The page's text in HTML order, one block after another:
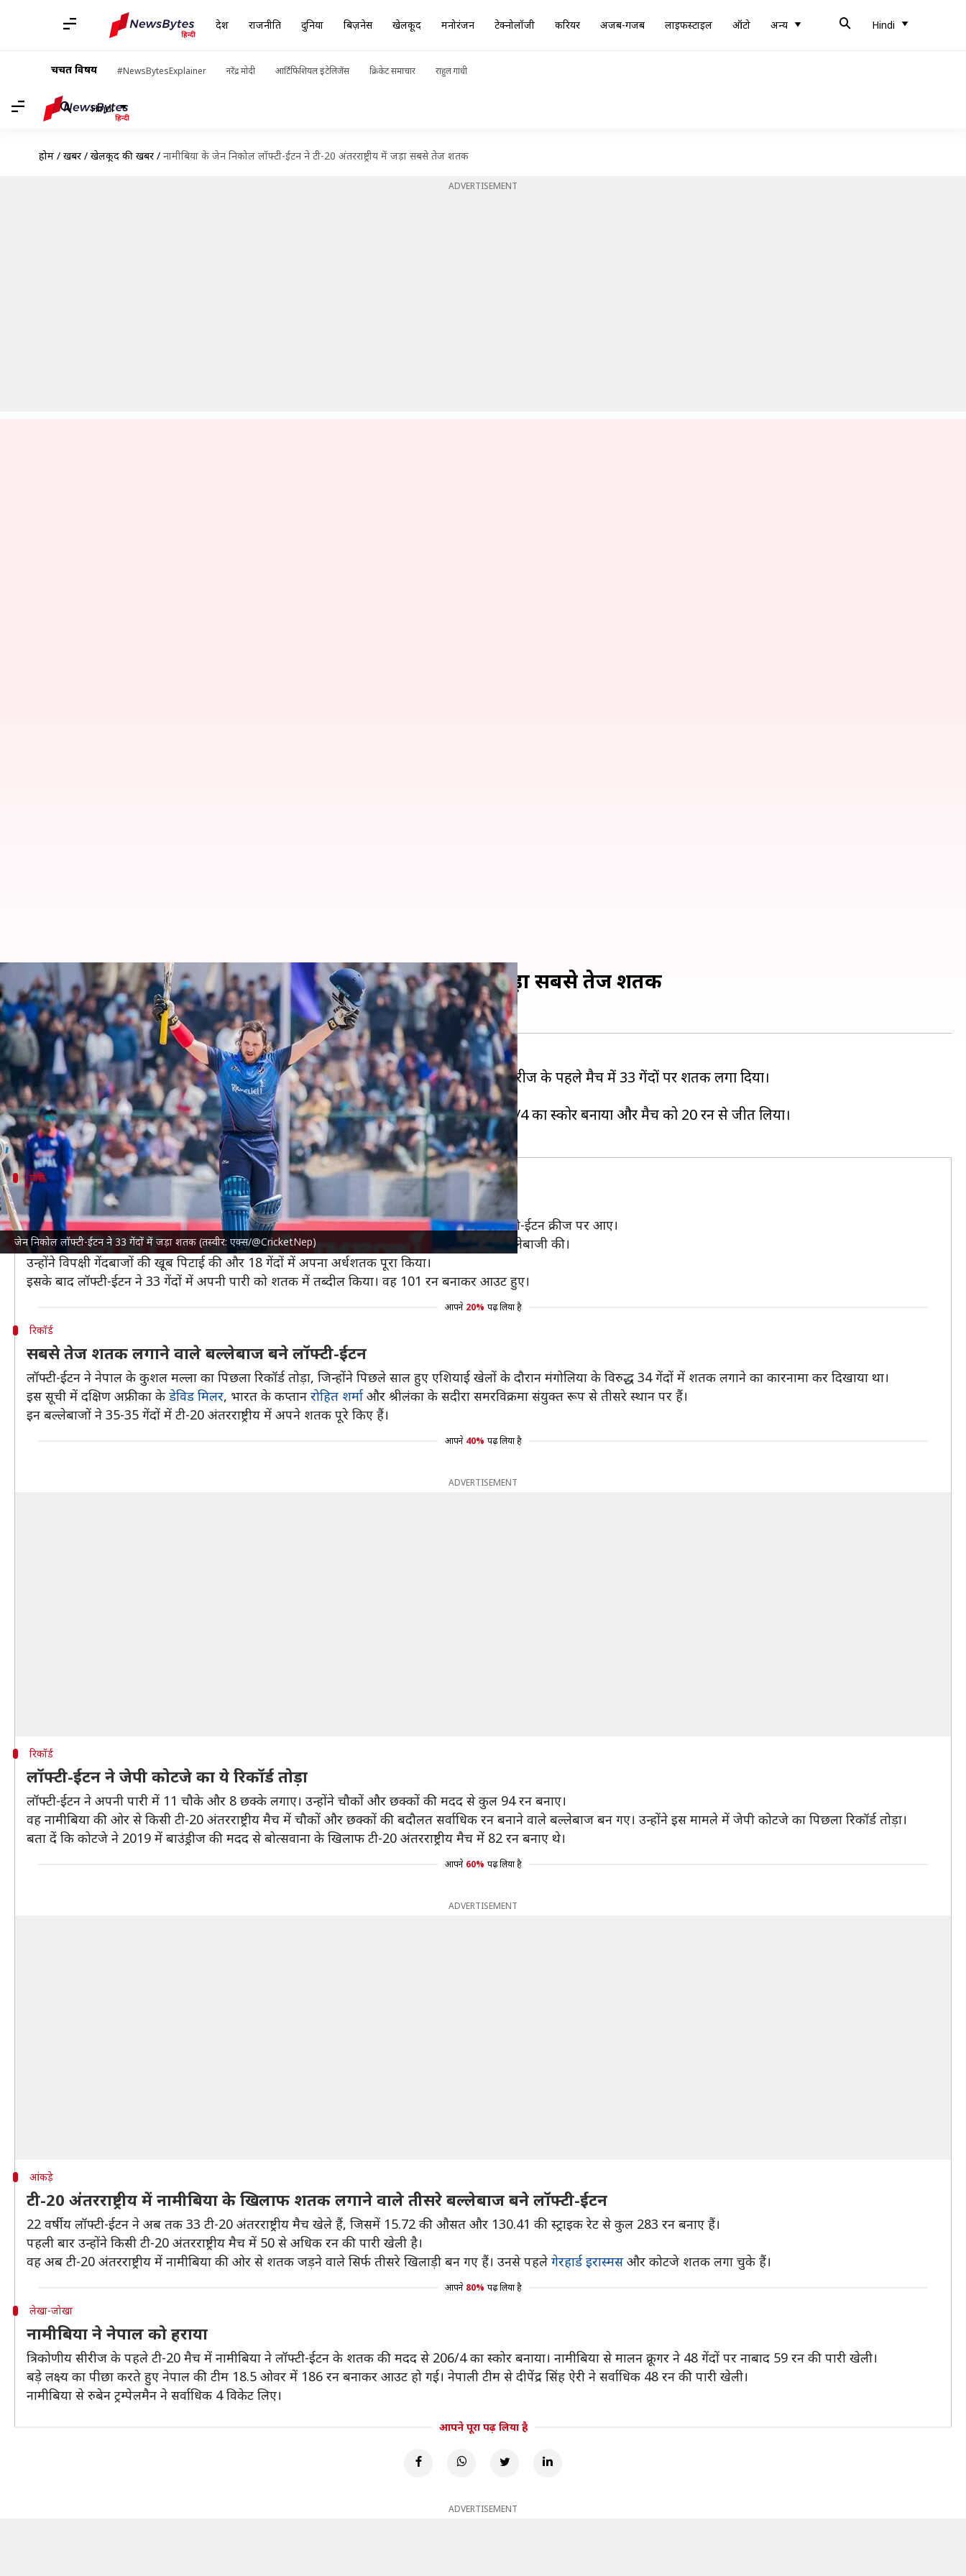
देश राजनीति दुनिया बिज़नेस खेलकूद मनोरंजन टेक्नोलॉजी करियर अजब-गजब लाइफस्टाइल ऑटो अन्य Hindi
चर्चित विषय #NewsBytesExplainer नरेंद्र मोदी आर्टिफिशियल इंटेलिजेंस क्रिकेट समाचार राहुल गांधी
Hindi
होम / खबरें / खेलकूद की खबरें / नामीबिया के जेन निकोल लॉफ्टी-ईटन ने टी-20 अंतरराष्ट्रीय में जड़ा सबसे तेज शतक
ADVERTISEMENT
जेन निकोल लॉफ्टी-ईटन ने 33 गेंदों में जड़ा शतक (तस्वीर: एक्स/@CricketNep)
नामीबिया के जेन निकोल लॉफ्टी-ईटन ने टी-20 अंतरराष्ट्रीय में जड़ा सबसे तेज शतक
लेखन अंकित पसबोला Feb 27, 2024 03:19 pm
क्या है खबर?
नामीबिया क्रिकेट टीम के जेन निकोल लॉफ्टी-ईटन नेनेपाल क्रिकेट टीमके खिलाफ त्रिकोणीय टी-20 सीरीज के पहले मैच में 33 गेंदों पर शतक लगा दिया।
इसके साथ ही वह टी-20 अंतरराष्ट्रीय क्रिकेट में सबसे तेज शतक लगाने वाले खिलाड़ी बन गए।
उनकी इस पारी की बदौलत नामीबिया ने पहले बल्लेबाजी करते हुए निर्धारित 20 ओवर के बाद 206/4 का स्कोर बनाया और मैच को 20 रन से जीत लिया।
पारी
ऐसी रही लॉफ्टी-ईटन की पारी
नामीबिया ने पारी के 11वें ओवर के दौरान 62 रन के स्कोर पर जब अपना तीसरा विकेट गंवाया, तब लॉफ्टी-ईटन क्रीज पर आए।
बाएं हाथ के इस बल्लेबाज ने गुलशन झा के अगले ओवर में 2 छक्के और 1 चौका लगाते हुए आक्रामक बल्लेबाजी की।
उन्होंने विपक्षी गेंदबाजों की खूब पिटाई की और 18 गेंदों में अपना अर्धशतक पूरा किया।
इसके बाद लॉफ्टी-ईटन ने 33 गेंदों में अपनी पारी को शतक में तब्दील किया। वह 101 रन बनाकर आउट हुए।
आपने 20% पढ़ लिया है
रिकॉर्ड
सबसे तेज शतक लगाने वाले बल्लेबाज बने लॉफ्टी-ईटन
लॉफ्टी-ईटन ने नेपाल के कुशल मल्ला का पिछला रिकॉर्ड तोड़ा, जिन्होंने पिछले साल हुए एशियाई खेलों के दौरान मंगोलिया के विरुद्ध 34 गेंदों में शतक लगाने का कारनामा कर दिखाया था।
इस सूची में दक्षिण अफ्रीका के डेविड मिलर, भारत के कप्तान रोहित शर्मा और श्रीलंका के सदीरा समरविक्रमा संयुक्त रूप से तीसरे स्थान पर हैं।
इन बल्लेबाजों ने 35-35 गेंदों में टी-20 अंतरराष्ट्रीय में अपने शतक पूरे किए हैं।
आपने 40% पढ़ लिया है
ADVERTISEMENT
रिकॉर्ड
लॉफ्टी-ईटन ने जेपी कोटजे का ये रिकॉर्ड तोड़ा
लॉफ्टी-ईटन ने अपनी पारी में 11 चौके और 8 छक्के लगाए। उन्होंने चौकों और छक्कों की मदद से कुल 94 रन बनाए।
वह नामीबिया की ओर से किसी टी-20 अंतरराष्ट्रीय मैच में चौकों और छक्कों की बदौलत सर्वाधिक रन बनाने वाले बल्लेबाज बन गए। उन्होंने इस मामले में जेपी कोटजे का पिछला रिकॉर्ड तोड़ा।
बता दें कि कोटजे ने 2019 में बाउंड्रीज की मदद से बोत्सवाना के खिलाफ टी-20 अंतरराष्ट्रीय मैच में 82 रन बनाए थे।
आपने 60% पढ़ लिया है
ADVERTISEMENT
आंकड़े
टी-20 अंतरराष्ट्रीय में नामीबिया के खिलाफ शतक लगाने वाले तीसरे बल्लेबाज बने लॉफ्टी-ईटन
22 वर्षीय लॉफ्टी-ईटन ने अब तक 33 टी-20 अंतरराष्ट्रीय मैच खेले हैं, जिसमें 15.72 की औसत और 130.41 की स्ट्राइक रेट से कुल 283 रन बनाए हैं।
पहली बार उन्होंने किसी टी-20 अंतरराष्ट्रीय मैच में 50 से अधिक रन की पारी खेली है।
वह अब टी-20 अंतरराष्ट्रीय में नामीबिया की ओर से शतक जड़ने वाले सिर्फ तीसरे खिलाड़ी बन गए हैं। उनसे पहले गेरहार्ड इरास्मसऔर कोटजे शतक लगा चुके हैं।
आपने 80% पढ़ लिया है
लेखा-जोखा
नामीबिया ने नेपाल को हराया
त्रिकोणीय सीरीज के पहले टी-20 मैच में नामीबिया ने लॉफ्टी-ईटन के शतक की मदद से 206/4 का स्कोर बनाया। नामीबिया से मालन क्रूगर ने 48 गेंदों पर नाबाद 59 रन की पारी खेली।
बड़े लक्ष्य का पीछा करते हुए नेपाल की टीम 18.5 ओवर में 186 रन बनाकर आउट हो गई। नेपाली टीम से दीपेंद्र सिंह ऐरी ने सर्वाधिक 48 रन की पारी खेली।
नामीबिया से रुबेन ट्रम्पेलमैन ने सर्वाधिक 4 विकेट लिए।
आपने पूरा पढ़ लिया है
ADVERTISEMENT